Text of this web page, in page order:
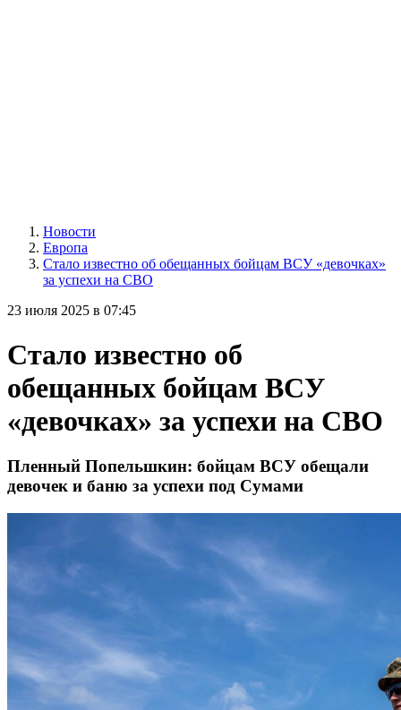
Новости
Европа
Стало известно об обещанных бойцам ВСУ «девочках»
за успехи на СВО
23 июля 2025 в 07:45
Стало известно об
обещанных бойцам ВСУ
«девочках» за успехи на СВО
Пленный Попельшкин: бойцам ВСУ обещали
девочек и баню за успехи под Сумами